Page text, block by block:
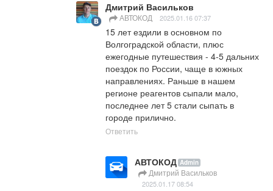
Дмитрий Васильков
АВТОКОД 2025.01.16 07:37
15 лет ездили в основном по
Волгоградской области, плюс
ежегодные путешествия - 4-5 дальних
поездок по России, чаще в южных
направлениях. Раньше в нашем
регионе реагентов сыпали мало,
последнее лет 5 стали сыпать в
городе прилично.
Ответить
АВТОКОД Admin
Дмитрий Васильков
2025.01.17 08:54